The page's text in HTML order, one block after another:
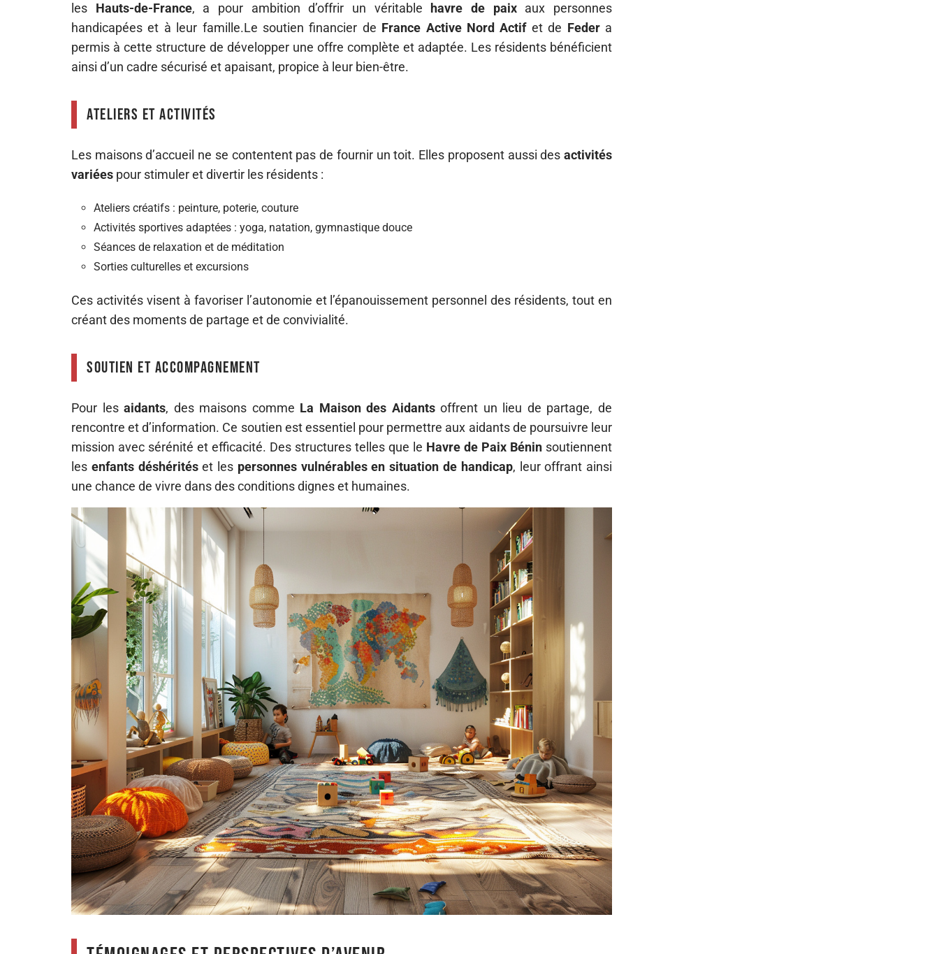
les Hauts-de-France, a pour ambition d’offrir un véritable havre de paixaux personnes
handicapées et à leur famille.Le soutien financier de France Active Nord Actifet de Federa
permis à cette structure de développer une offre complète et adaptée. Les résidents bénéficient
ainsi d’un cadre sécurisé et apaisant, propice à leur bien-être.
Ateliers et activités
Les maisons d’accueil ne se contentent pas de fournir un toit. Elles proposent aussi des activités
variées pour stimuler et divertir les résidents :
Ateliers créatifs : peinture, poterie, couture
Activités sportives adaptées : yoga, natation, gymnastique douce
Séances de relaxation et de méditation
Sorties culturelles et excursions
Ces activités visent à favoriser l’autonomie et l’épanouissement personnel des résidents, tout en
créant des moments de partage et de convivialité.
Soutien et accompagnement
Pour lesaidants, des maisons comme La Maison des Aidantsoffrent un lieu de partage, de
rencontre et d’information. Ce soutien est essentiel pour permettre aux aidants de poursuivre leur
mission avec sérénité et efficacité. Des structures telles que le Havre de Paix Bénin soutiennent
les enfants déshéritéset les personnes vulnérables en situation de handicap, leur offrant ainsi
une chance de vivre dans des conditions dignes et humaines.